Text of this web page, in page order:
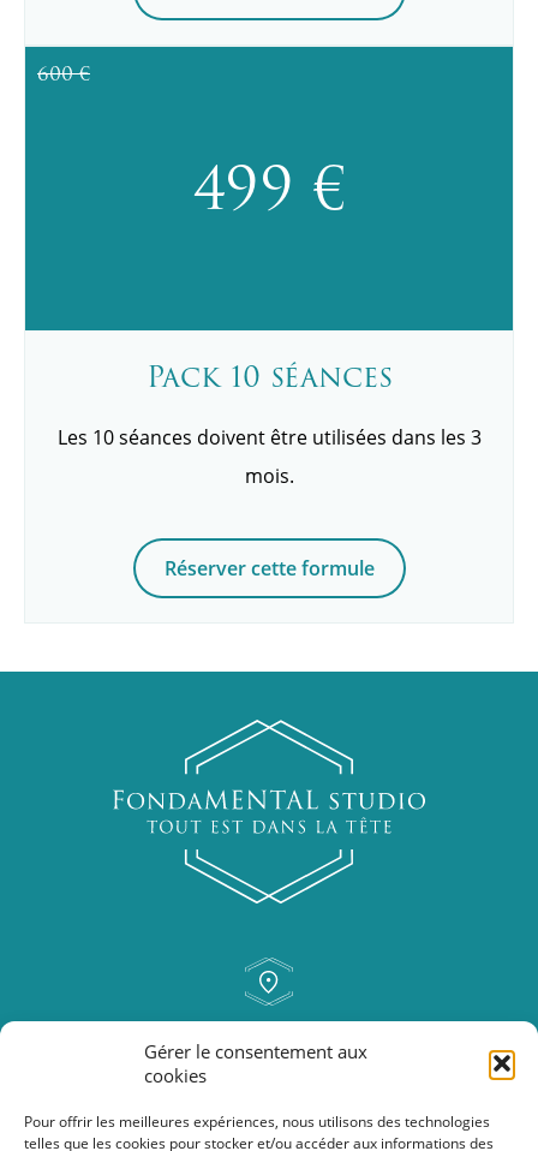
Gérer le consentement aux
cookies
Pour offrir les meilleures expériences, nous utilisons des technologies
telles que les cookies pour stocker et/ou accéder aux informations des
600 €
499 €
Pack 10 séances
Les 10 séances doivent être utilisées dans les 3
mois.
Réserver cette formule
6250 Aiseau-Presles